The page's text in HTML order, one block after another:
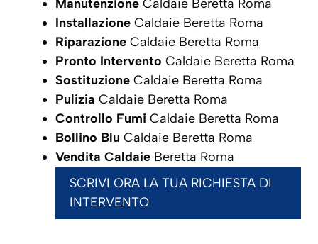
Manutenzione Caldaie Beretta Roma
Installazione Caldaie Beretta Roma
Riparazione Caldaie Beretta Roma
Pronto Intervento Caldaie Beretta Roma
Sostituzione Caldaie Beretta Roma
Pulizia Caldaie Beretta Roma
Controllo Fumi Caldaie Beretta Roma
Bollino Blu Caldaie Beretta Roma
Vendita Caldaie Beretta Roma
SCRIVI ORA LA TUA RICHIESTA DI
INTERVENTO